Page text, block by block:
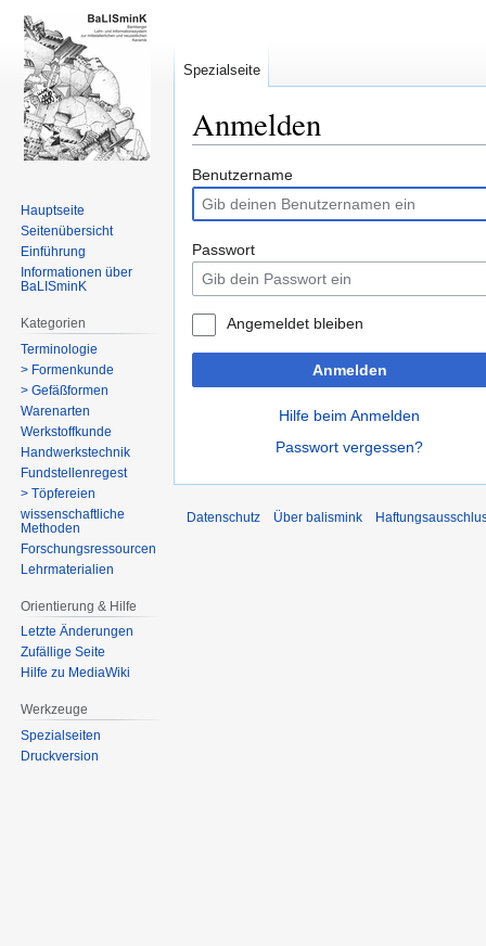
Anmelden
Zur
Navigation
springen
Zur
Suche
springen
Benutzername
Passwort
Angemeldet bleiben
Anmelden
Hilfe beim Anmelden
Passwort vergessen?
Spezialseite
Hauptseite
Seitenübersicht
Einführung
Informationen über
BaLISminK
Kategorien
Terminologie
> Formenkunde
> Gefäßformen
Warenarten
Werkstoffkunde
Handwerkstechnik
Fundstellenregest
> Töpfereien
wissenschaftliche
Methoden
Forschungsressourcen
Lehrmaterialien
Orientierung & Hilfe
Letzte Änderungen
Zufällige Seite
Hilfe zu MediaWiki
Werkzeuge
Spezialseiten
Druckversion
Datenschutz Über balismink